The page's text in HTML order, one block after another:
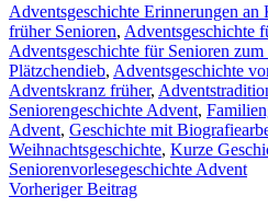
Adventsgeschichte Erinnerungen an
früher Senioren, Adventsgeschichte
Adventsgeschichte für Senioren zum
Plätzchendieb, Adventsgeschichte
Adventskranz früher,
Seniorengeschichte Advent,
Advent, Geschichte mit
Weihnachtsgeschichte, Kurze
Seniorenvorlesegeschichte Advent
Beitragsnavigation
Vorheriger Beitrag